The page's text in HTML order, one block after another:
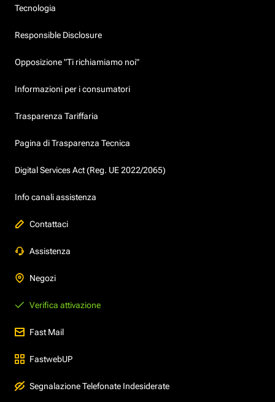
Tecnologia
Responsible Disclosure
Opposizione "Ti richiamiamo noi"
Informazioni per i consumatori
Trasparenza Tariffaria
Pagina di Trasparenza Tecnica
Digital Services Act (Reg. UE 2022/2065)
Info canali assistenza
Contattaci
Assistenza
Negozi
Verifica attivazione
Fast Mail
FastwebUP
Segnalazione Telefonate Indesiderate